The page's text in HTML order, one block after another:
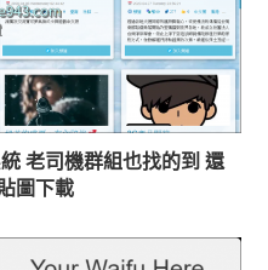
老司機群組也找的到 還
圖下載